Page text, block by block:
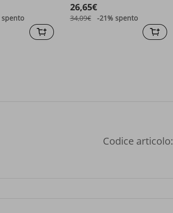
spento
(S-3XL, nero/grigio/rosa)
26,65€
34,09€ -21% spento
Codice articolo: